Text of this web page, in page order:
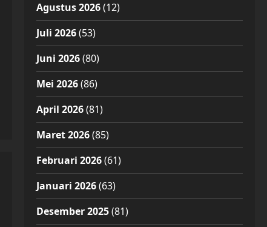
Agustus 2026(12)
Juli 2026(53)
Juni 2026(80)
Mei 2026(86)
April 2026(81)
Maret 2026(85)
Februari 2026(61)
Januari 2026(63)
Desember 2025(81)